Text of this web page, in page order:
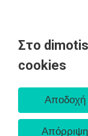
Στο
cookies